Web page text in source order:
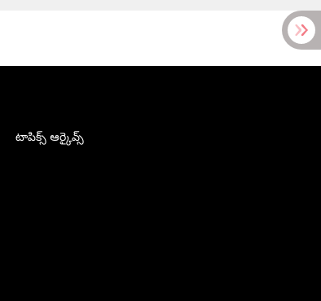
టాపిక్స్ ఆర్కైవ్స్